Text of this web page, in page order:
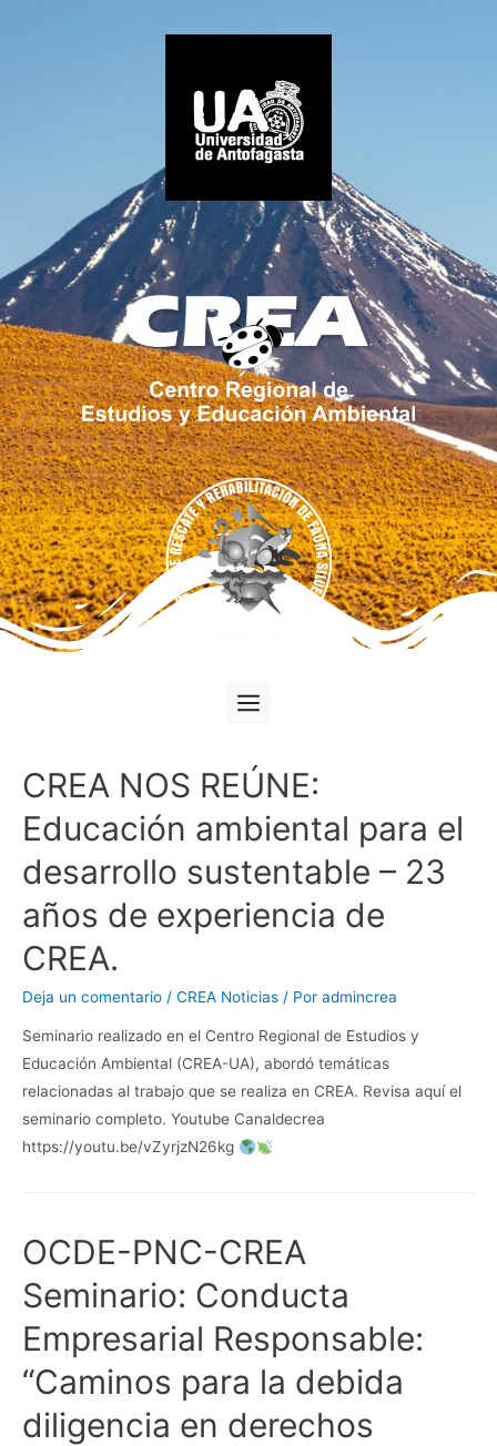
CREA NOS REÚNE:
Educación ambiental para el
desarrollo sustentable – 23
años de experiencia de
CREA.
Deja un comentario / CREA Noticias / Por admincrea
Seminario realizado en el Centro Regional de Estudios y
Educación Ambiental (CREA-UA), abordó temáticas
relacionadas al trabajo que se realiza en CREA. Revisa aquí el
seminario completo. Youtube Canaldecrea
https://youtu.be/vZyrjzN26kg
OCDE-PNC-CREA
Seminario: Conducta
Empresarial Responsable:
“Caminos para la debida
diligencia en derechos